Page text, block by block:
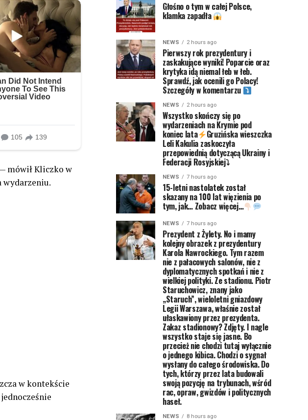
mówił Kliczko w
wydarzeniu.
w kontekście
Głośno o tym w całej Polsce,
klamka zapadła
NEWS 2 hours ago
Pierwszy rok prezydentury i
zaskakujące wyniki! Poparcie oraz
krytyka idą niemal łeb w łeb.
Sprawdź, jak ocenili go Polacy!
Szczegóły w komentarzu
NEWS 2 hours ago
Wszystko skończy się po
wydarzeniach na Krymie pod
koniec lata Gruzińska wieszczka
Leli Kakulia zaskoczyła
przepowiednią dotyczącą Ukrainy i
Federacji Rosyjskiej⤵
NEWS 7 hours ago
15-letni nastolatek został
skazany na 100 lat więzienia po
tym, jak… Zobacz więcej…
NEWS 7 hours ago
Prezydent z Żylety. No i mamy
kolejny obrazek z prezydentury
Karola Nawrockiego. Tym razem
nie z pałacowych salonów, nie z
dyplomatycznych spotkań i nie z
wielkiej polityki. Ze stadionu. Piotr
Staruchowicz, znany jako
„Staruch”, wieloletni gniazdowy
Legii Warszawa, właśnie został
ułaskawiony przez prezydenta.
Zakaz stadionowy? Zdjęty. I nagle
wszystko staje się jasne. Bo
przecież nie chodzi tutaj wyłącznie
o jednego kibica. Chodzi o sygnał
wysłany do całego środowiska. Do
tych, którzy przez lata budowali
swoją pozycję na trybunach, wśród
rac, opraw, gwizdów i politycznych
haseł.
NEWS 8 hours ago